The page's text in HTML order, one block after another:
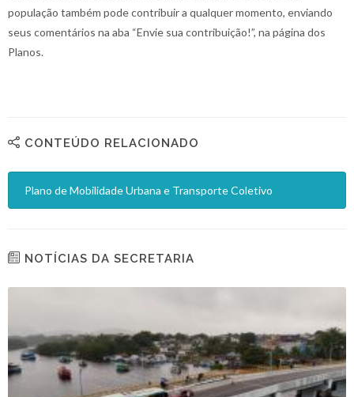
população também pode contribuir a qualquer momento, enviando
seus comentários na aba “Envie sua contribuição!”, na página dos
Planos.
CONTEÚDO RELACIONADO
Plano de Mobilidade Urbana e Transporte Coletivo
NOTÍCIAS DA SECRETARIA